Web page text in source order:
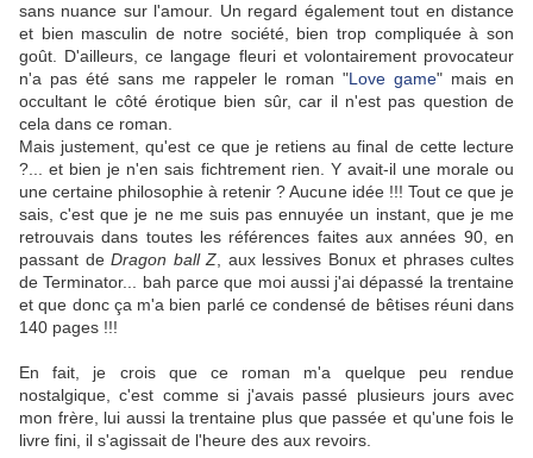
sans nuance sur l'amour. Un regard également tout en distance
et bien masculin de notre société, bien trop compliquée à son
goût. D'ailleurs, ce langage fleuri et volontairement provocateur
n'a pas été sans me rappeler le roman "Love game" mais en
occultant le côté érotique bien sûr, car il n'est pas question de
cela dans ce roman.
Mais justement, qu'est ce que je retiens au final de cette lecture
?... et bien je n'en sais fichtrement rien. Y avait-il une morale ou
une certaine philosophie à retenir ? Aucune idée !!! Tout ce que je
sais, c'est que je ne me suis pas ennuyée un instant, que je me
retrouvais dans toutes les références faites aux années 90, en
passant de Dragon ball Z , aux lessives Bonux et phrases cultes
de Terminator... bah parce que moi aussi j'ai dépassé la trentaine
et que donc ça m'a bien parlé ce condensé de bêtises réuni dans
140 pages !!!
En fait, je crois que ce roman m'a quelque peu rendue
nostalgique, c'est comme si j'avais passé plusieurs jours avec
mon frère, lui aussi la trentaine plus que passée et qu'une fois le
livre fini, il s'agissait de l'heure des aux revoirs.